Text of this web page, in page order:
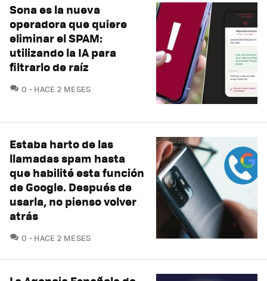
Sona es la nueva
operadora que quiere
eliminar el SPAM:
utilizando la IA para
filtrarlo de raíz
0 COMENTARIOS
HACE 2 MESES
Estaba harto de las
llamadas spam hasta
que habilité esta función
de Google. Después de
usarla, no pienso volver
atrás
0 COMENTARIOS
HACE 2 MESES